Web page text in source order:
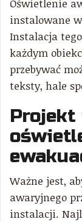
Oświetlenie
instalowane
Instalacja
każdym
przebywać
teksty, hale
Projekt
Ważne jest,
awaryjnego
instalacji.